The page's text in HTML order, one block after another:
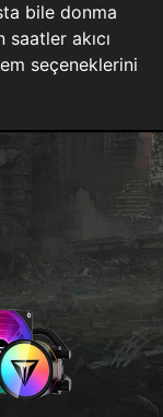
bile donma
akıcı
seçeneklerini